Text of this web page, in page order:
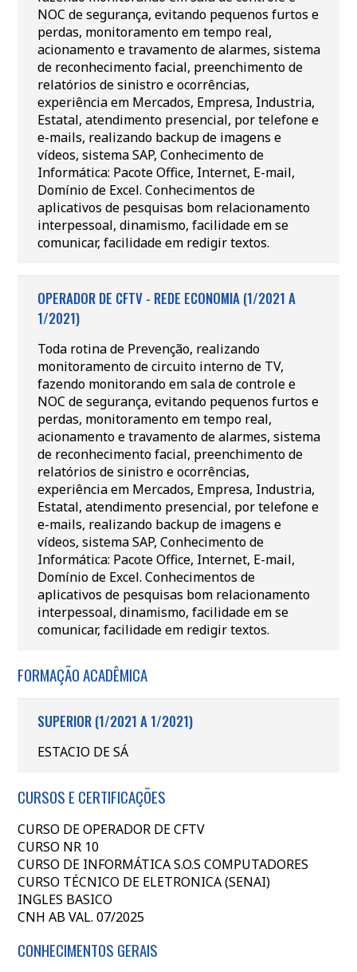
NOC de segurança, evitando pequenos furtos e
perdas, monitoramento em tempo real,
acionamento e travamento de alarmes, sistema
de reconhecimento facial, preenchimento de
relatórios de sinistro e ocorrências,
experiência em Mercados, Empresa, Industria,
Estatal, atendimento presencial, por telefone e
e-mails, realizando backup de imagens e
vídeos, sistema SAP, Conhecimento de
Informática: Pacote Office, Internet, E-mail,
Domínio de Excel. Conhecimentos de
aplicativos de pesquisas bom relacionamento
interpessoal, dinamismo, facilidade em se
comunicar, facilidade em redigir textos.
OPERADOR DE CFTV - REDE ECONOMIA (1/2021 A
1/2021)
Toda rotina de Prevenção, realizando
monitoramento de circuito interno de TV,
fazendo monitorando em sala de controle e
NOC de segurança, evitando pequenos furtos e
perdas, monitoramento em tempo real,
acionamento e travamento de alarmes, sistema
de reconhecimento facial, preenchimento de
relatórios de sinistro e ocorrências,
experiência em Mercados, Empresa, Industria,
Estatal, atendimento presencial, por telefone e
e-mails, realizando backup de imagens e
vídeos, sistema SAP, Conhecimento de
Informática: Pacote Office, Internet, E-mail,
Domínio de Excel. Conhecimentos de
aplicativos de pesquisas bom relacionamento
interpessoal, dinamismo, facilidade em se
comunicar, facilidade em redigir textos.
FORMAÇÃO ACADÊMICA
SUPERIOR (1/2021 A 1/2021)
ESTACIO DE SÁ
CURSOS E CERTIFICAÇÕES
CURSO DE OPERADOR DE CFTV
CURSO NR 10
CURSO DE INFORMÁTICA S.O.S COMPUTADORES
CURSO TÉCNICO DE ELETRONICA (SENAI)
INGLES BASICO
CNH AB VAL. 07/2025
CONHECIMENTOS GERAIS